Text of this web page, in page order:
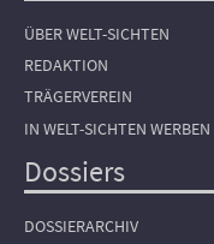
ÜBER WELT-SICHTEN
REDAKTION
TRÄGERVEREIN
IN WELT-SICHTEN WERBEN
Dossiers
DOSSIERARCHIV